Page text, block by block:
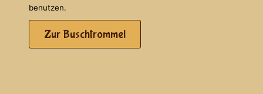
benutzen.
Zur Buschtrommel